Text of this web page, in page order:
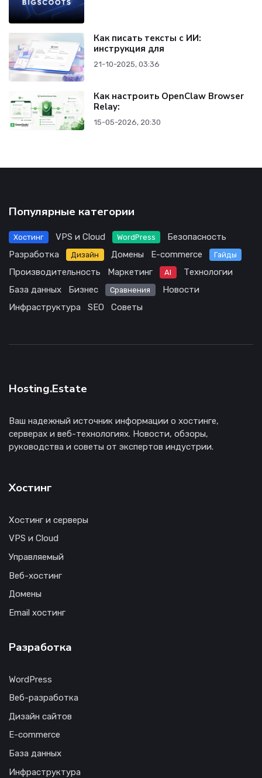
Как писать тексты с ИИ:
инструкция для
21-10-2025, 03:36
Как настроить OpenClaw Browser
Relay:
15-05-2026, 20:30
Популярные категории
Хостинг VPS и Cloud WordPress
Безопасность
Разработка
Дизайн Домены E-commerce Гайды
Производительность Маркетинг AI
Технологии
База данных
Бизнес Сравнения
Новости
Инфраструктура
SEO Советы
Hosting.Estate
Ваш надежный источник информации о хостинге,
серверах и веб-технологиях. Новости, обзоры,
руководства и советы от экспертов индустрии.
Хостинг
Хостинг и серверы
VPS и Cloud
Управляемый
Веб-хостинг
Домены
Email хостинг
Разработка
WordPress
Веб-разработка
Дизайн сайтов
E-commerce
База данных
Инфраструктура